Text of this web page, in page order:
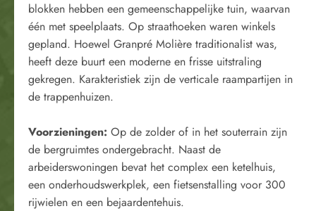
blokken hebben een gemeenschappelijke tuin, waarvan
één met speelplaats. Op straathoeken waren winkels
gepland. Hoewel Granpré Molière traditionalist was,
heeft deze buurt een moderne en frisse uitstraling
gekregen. Karakteristiek zijn de verticale raampartijen in
de trappenhuizen.
Voorzieningen: Op de zolder of in het souterrain zijn
de bergruimtes ondergebracht. Naast de
arbeiderswoningen bevat het complex een ketelhuis,
een onderhoudswerkplek, een fietsenstalling voor 300
rijwielen en een bejaardentehuis.